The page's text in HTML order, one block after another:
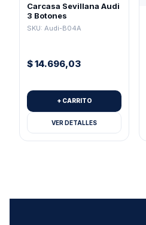
Carcasa Sevillana Audi
3 Botones
SKU: Audi-B04A
$14.696,03
+ CARRITO
VER DETALLES